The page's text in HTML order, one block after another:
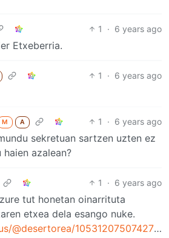
1 · 6 years ago
Etxeberria.
1 · 6 years ago
M A 1 · 6 years ago
sekretuan sartzen uzten ez
azalean?
1 · 6 years ago
tut honetan oinarrituta
etxea dela esango nuke.
105312075074271558